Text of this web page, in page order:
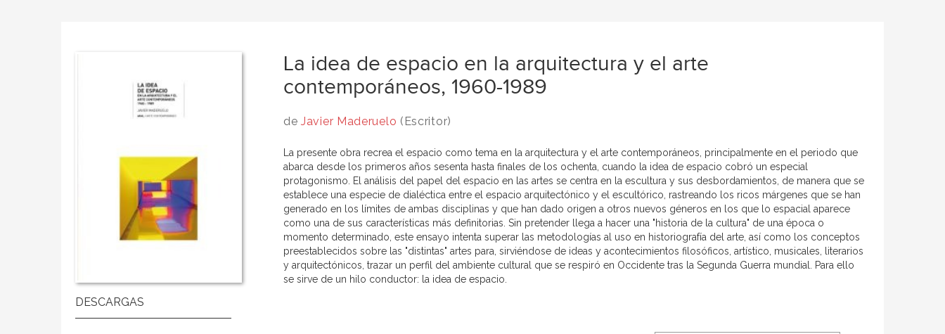
La idea de espacio en la arquitectura y el arte
contemporáneos, 1960-1989
deJavier Maderuelo (Escritor)
La presente obra recrea el espacio como tema en la arquitectura y el arte contemporáneos, principalmente en el periodo que
abarca desde los primeros años sesenta hasta finales de los ochenta, cuando la idea de espacio cobró un especial
protagonismo. El análisis del papel del espacio en las artes se centra en la escultura y sus desbordamientos, de manera que se
establece una especie de dialéctica entre el espacio arquitectónico y el escultórico, rastreando los ricos márgenes que se han
generado en los límites de ambas disciplinas y que han dado origen a otros nuevos géneros en los que lo espacial aparece
como una de sus características más definitorias. Sin pretender llega a hacer una "historia de la cultura" de una época o
momento determinado, este ensayo intenta superar las metodologías al uso en historiografía del arte, así como los conceptos
preestablecidos sobre las "distintas" artes para, sirviéndose de ideas y acontecimientos filosóficos, artístico, musicales, literarios
y arquitectónicos, trazar un perfil del ambiente cultural que se respiró en Occidente tras la Segunda Guerra mundial. Para ello
se sirve de un hilo conductor: la idea de espacio.